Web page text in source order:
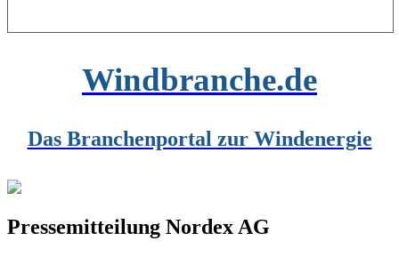
Windbranche.de
Das Branchenportal zur Windenergie
Pressemitteilung Nordex AG